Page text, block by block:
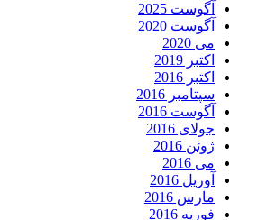
آگوست 2025
آگوست 2020
می 2020
اکتبر 2019
اکتبر 2016
سپتامبر 2016
آگوست 2016
جولای 2016
ژوئن 2016
می 2016
آوریل 2016
مارس 2016
فوریه 2016